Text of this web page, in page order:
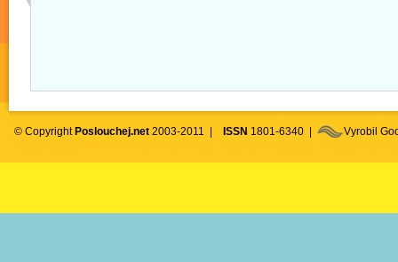
© Copyright Poslouchej.net 2003-2011 | ISSN 1801-6340 | Vyrobil